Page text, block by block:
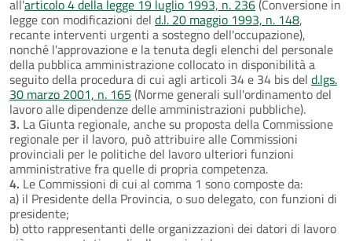
all'articolo 4 della legge 19 luglio 1993, n. 236(Conversione in
legge con modificazioni del d.l. 20 maggio 1993, n. 148,
recante interventi urgenti a sostegno dell'occupazione),
nonché l'approvazione e la tenuta degli elenchi del personale
della pubblica amministrazione collocato in disponibilità a
seguito della procedura di cui agli articoli 34 e 34 bis del d.lgs.
30 marzo 2001, n. 165 (Norme generali sull'ordinamento del
lavoro alle dipendenze delle amministrazioni pubbliche).
3. La Giunta regionale, anche su proposta della Commissione
regionale per il lavoro, può attribuire alle Commissioni
provinciali per le politiche del lavoro ulteriori funzioni
amministrative fra quelle di propria competenza.
4. Le Commissioni di cui al comma 1 sono composte da:
a) il Presidente della Provincia, o suo delegato, con funzioni di
presidente;
b) otto rappresentanti delle organizzazioni dei datori di lavoro